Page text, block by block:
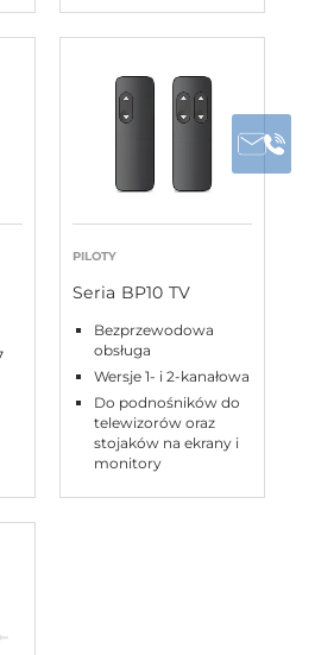
PILOTY
Seria BP10 TV
Bezprzewodowa
obsługa
Wersje 1- i 2-kanałowa
Do podnośników do
telewizorów oraz
stojaków na ekrany i
monitory